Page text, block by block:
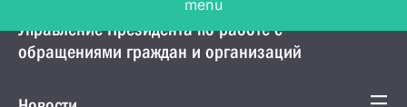
Управление Президента по работе с
обращениями граждан и организаций